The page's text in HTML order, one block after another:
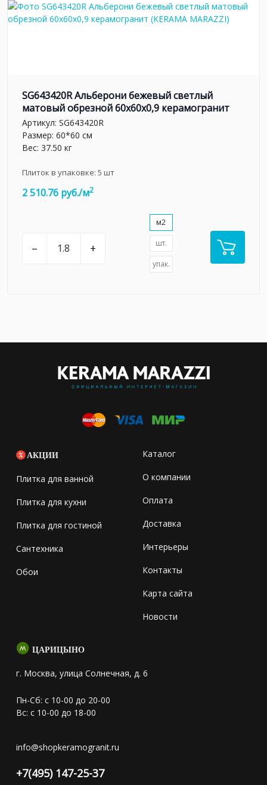
SG643420R Альберони бежевый светлый
матовый обрезной 60x60x0,9 керамогранит
Артикул: SG643420R
Размер: 60*60 см
Вес: 37.50 кг
Плиток в упаковке: 5 шт
2 510.76 руб./м2
– +
м2
шт.
упак.
АКЦИИ
Плитка для ванной
Плитка для кухни
Плитка для гостиной
Сантехника
Обои
Каталог
О компании
Оплата
Доставка
Интерьеры
Контакты
Карта сайта
Новости
ЦАРИЦЫНО
г. Москва, улица Солнечная, д. 6
Пн-Сб: с 10-00 до 20-00
Вс: с 10-00 до 18-00
info@shopkeramogranit.ru
+7(495) 147-25-37